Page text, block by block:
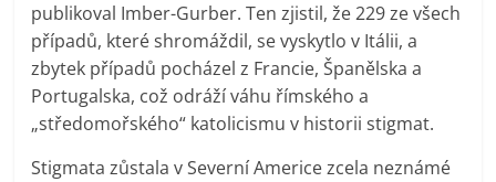
publikoval Imber-Gurber. Ten zjistil, že 229 ze všech
případů, které shromáždil, se vyskytlo v Itálii, a
zbytek případů pocházel z Francie, Španělska a
Portugalska, což odráží váhu římského a
„středomořského“ katolicismu v historii stigmat.
Stigmata zůstala v Severní Americe zcela neznámé